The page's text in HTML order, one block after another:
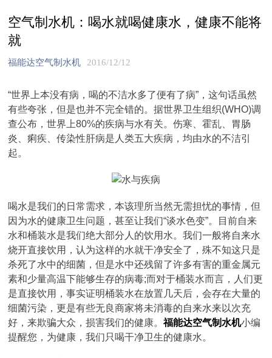
空气制水机：喝水就喝健康水，健康不能将
就
福能达空气制水机 2016/12/12
“世界上本没有病，喝的不洁水多了便有了病”，这句话虽然
有些夸张，但是也并不完全错的。据世界卫生组织(WHO)调
查公布，世界上80%的疾病与水有关。伤寒、霍乱、胃肠
炎、痢疾、传染性肝病是人类五大疾病，均由水的不洁引
起。
喝水是我们的日常需求，本该理所当然无需担忧的事情，但
因为水的健康卫生问题，甚至让我们“谈水色变”。目前自来
水和桶装水是我们绝大部分人的饮用水。我们一般将自来水
烧开直接饮用，认为这样的水就干净安全了，殊不知这只是
杀死了水中的细菌，但是水中还残留了许多有害的重金属元
素和少量高温下能够生存的病毒;而对于桶装水而言，人们更
是直接饮用，事实证明桶装水在放置几天后，会存在大量的
细菌污染，更是有些无良商家将未消毒的自来水来以次充
好，来欺骗大众，损害我们的健康。福能达空气制水机小编
提醒您，为健康，我们只喝干净卫生的健康水。